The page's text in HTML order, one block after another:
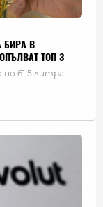
БИРА В
ТОП 3
61,5 литра